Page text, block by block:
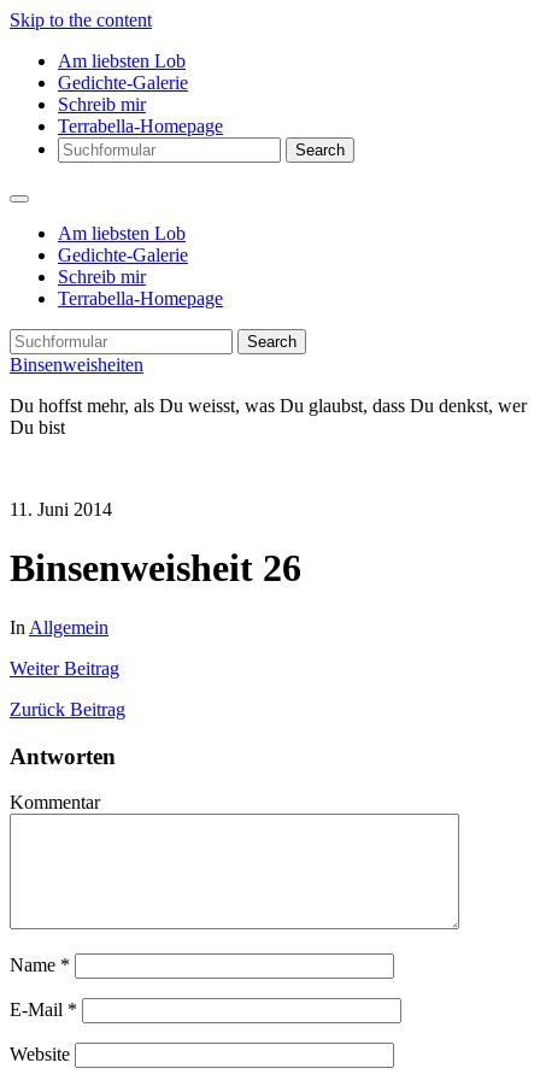
Skip to the content
Am liebsten Lob
Gedichte-Galerie
Schreib mir
Terrabella-Homepage
Search
Am liebsten Lob
Gedichte-Galerie
Schreib mir
Terrabella-Homepage
Search
Binsenweisheiten
Du hoffst mehr, als Du weisst, was Du glaubst, dass Du denkst, wer
Du bist
11. Juni 2014
Binsenweisheit 26
In Allgemein
WeiterBeitrag
Zurück Beitrag
Antworten
Kommentar
Name *
E-Mail *
Website